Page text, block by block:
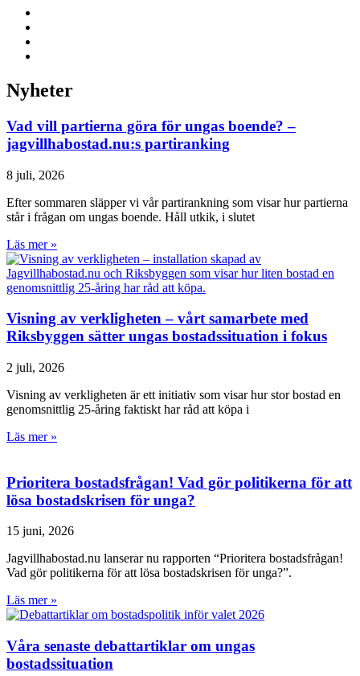
Nyheter
Vad vill partierna göra för ungas boende? –
jagvillhabostad.nu:s partiranking
8 juli, 2026
Efter sommaren släpper vi vår partirankning som visar hur partierna
står i frågan om ungas boende. Håll utkik, i slutet
Läs mer »
Visning av verkligheten – vårt samarbete med
Riksbyggen sätter ungas bostadssituation i fokus
2 juli, 2026
Visning av verkligheten är ett initiativ som visar hur stor bostad en
genomsnittlig 25-åring faktiskt har råd att köpa i
Läs mer »
Prioritera bostadsfrågan! Vad gör politikerna för att
lösa bostadskrisen för unga?
15 juni, 2026
Jagvillhabostad.nu lanserar nu rapporten “Prioritera bostadsfrågan!
Vad gör politikerna för att lösa bostadskrisen för unga?”.
Läs mer »
Våra senaste debattartiklar om ungas
bostadssituation